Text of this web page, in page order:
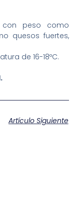
peso como
quesos fuertes,
de 16-18ºC.
Artículo Siguiente